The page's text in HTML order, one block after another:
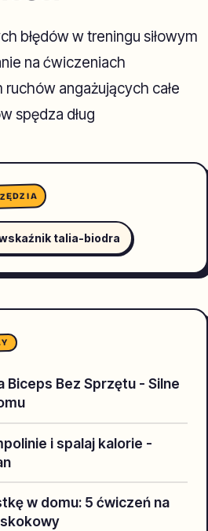
błędów w treningu siłowym
na ćwiczeniach
angażujących całe
spędza dług
talia-biodra
Biceps Bez Sprzętu - Silne
i spalaj kalorie -
w domu: 5 ćwiczeń na